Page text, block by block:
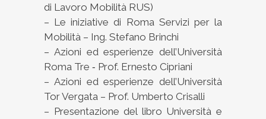
di Lavoro Mobilità RUS)
– Le iniziative di Roma Servizi per la
Mobilità – Ing. Stefano Brinchi
– Azioni ed esperienze dell’Università
Roma Tre ‐ Prof. Ernesto Cipriani
– Azioni ed esperienze dell’Università
Tor Vergata – Prof. Umberto Crisalli
– Presentazione del libro Università e